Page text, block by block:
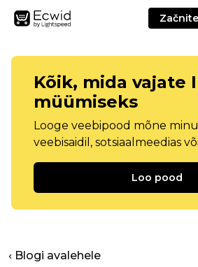
Kõik, mida vajate
müümiseks
Looge veebipood mõne
veebisaidil, sotsiaalmeedias
Loo pood
‹ Blogi avalehele